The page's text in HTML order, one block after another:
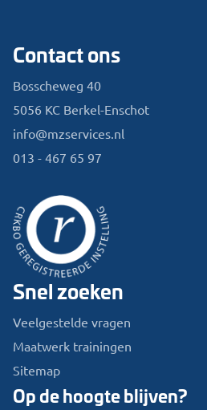
Contact ons
Bosscheweg 40
5056 KC Berkel-Enschot
info@mzservices.nl
013 - 467 65 97
Snel zoeken
Veelgestelde vragen
Maatwerk trainingen
Sitemap
Op de hoogte blijven?